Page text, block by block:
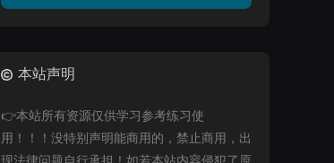
本站声明
👉本站所有资源仅供学习参考练习使
用！！！没特别声明能商用的，禁止商用，出